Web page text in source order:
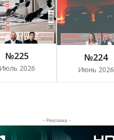
№225
Июль 2026
№224
Июнь 2026
- Реклама -